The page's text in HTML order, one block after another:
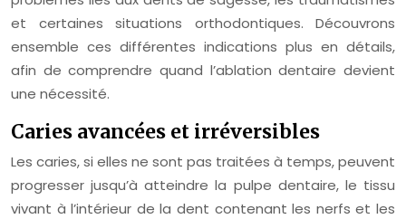
et certaines situations orthodontiques. Découvrons
ensemble ces différentes indications plus en détails,
afin de comprendre quand l’ablation dentaire devient
une nécessité.
Caries avancées et irréversibles
Les caries, si elles ne sont pas traitées à temps, peuvent
progresser jusqu’à atteindre la pulpe dentaire, le tissu
vivant à l’intérieur de la dent contenant les nerfs et les